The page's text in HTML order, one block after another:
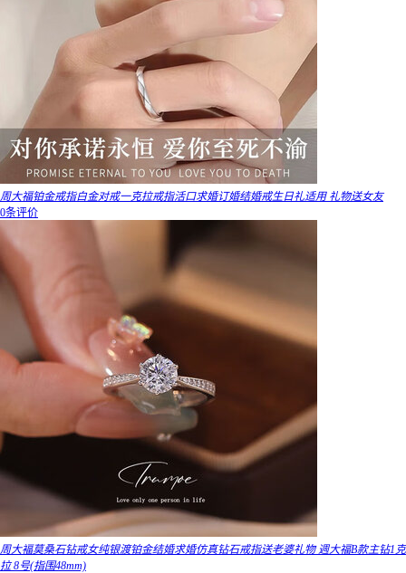
周大福铂金戒指白金对戒一克拉戒指活口求婚订婚结婚戒生日礼适用 礼物送女友
0条评价
周大褔莫桑石钻戒女纯银渡铂金结婚求婚仿真钻石戒指送老婆礼物 週大福B款主钻1克
拉 8号(指围48mm)